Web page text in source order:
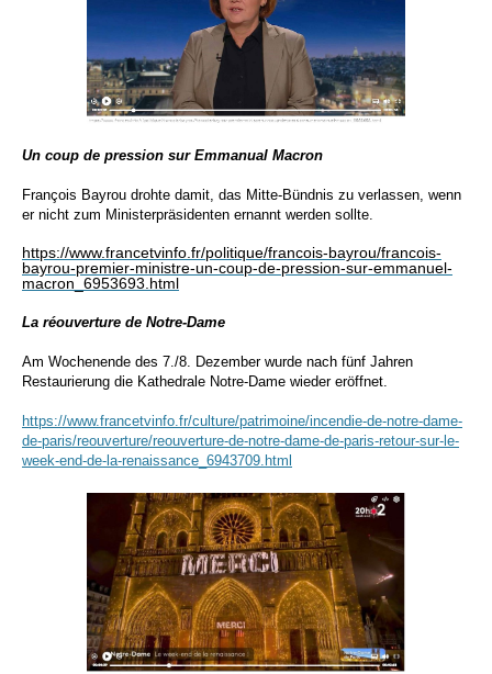
Un coup de pression sur Emmanual Macron
François Bayrou drohte damit, das Mitte-Bündnis zu verlassen, wenn
er nicht zum Ministerpräsidenten ernannt werden sollte.
https://www.francetvinfo.fr/politique/francois-bayrou/francois-
bayrou-premier-ministre-un-coup-de-pression-sur-emmanuel-
macron_6953693.html
La réouverture de Notre-Dame
Am Wochenende des 7./8. Dezember wurde nach fünf Jahren
Restaurierung die Kathedrale Notre-Dame wieder eröffnet.
https://www.francetvinfo.fr/culture/patrimoine/incendie-de-notre-dame-
de-paris/reouverture/reouverture-de-notre-dame-de-paris-retour-sur-le-
week-end-de-la-renaissance_6943709.html